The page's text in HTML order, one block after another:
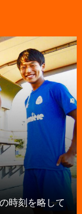
時刻を略して